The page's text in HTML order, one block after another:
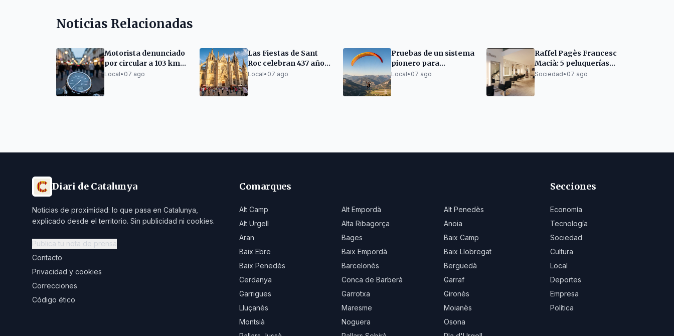
Noticias Relacionadas
Motorista denunciado
por circular a 103 km/h
en la Ronda del
Local• 07 ago
Las Fiestas de Sant
Roc celebran 437 años
en el Barrio Gótico
Local• 07 ago
Pruebas de un sistema
pionero para
compatibilizar
Local• 07 ago
Raffel Pagès Francesc
Macià: 5 peluquerías
en Barcelona donde la
Sociedad• 07 ago
Diari de Catalunya
Noticias de proximidad: lo que pasa en Catalunya,
explicado desde el territorio. Sin publicidad ni cookies.
Publica tu nota de prensa
Contacto
Privacidad y cookies
Correcciones
Código ético
Comarques
Alt Camp Alt Empordà
Alt Penedès
Alt Urgell
Alta Ribagorça
Anoia
Aran
Bages
Baix Camp
Baix Ebre
Baix Empordà
Baix Llobregat
Baix Penedès
Barcelonès
Berguedà
Cerdanya
Conca de Barberà
Garraf
Garrigues
Garrotxa
Gironès
Lluçanès
Maresme
Moianès
Montsià
Noguera
Osona
Secciones
Economía
Tecnología
Sociedad
Cultura
Local
Deportes
Empresa
Política